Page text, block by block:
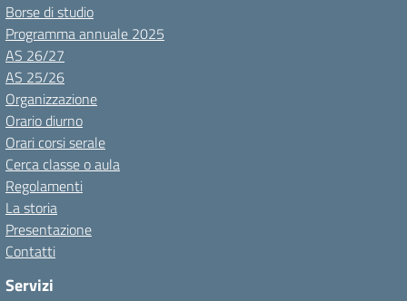
Borse di studio
Programma annuale 2025
AS 26/27
AS 25/26
Organizzazione
Orario diurno
Orari corsi serale
Cerca classe o aula
Regolamenti
La storia
Presentazione
Contatti
Servizi